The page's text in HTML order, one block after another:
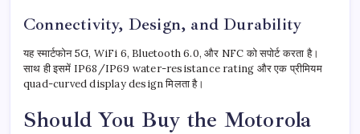
Connectivity, Design, and Durability
यह स्मार्टफोन 5G, WiFi 6, Bluetooth 6.0, और NFC को सपोर्ट करता है।
साथ ही इसमें IP68/IP69 water-resistance rating और एक प्रीमियम
quad-curved display design मिलता है।
Should You Buy the Motorola